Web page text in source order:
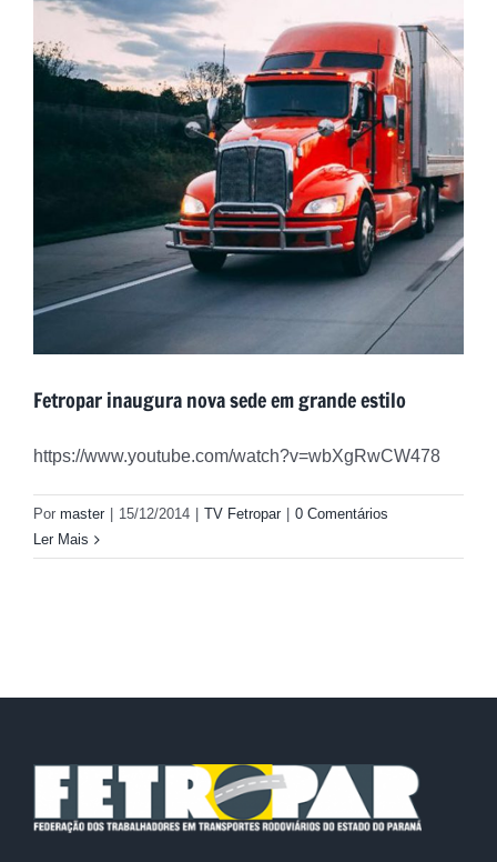
Fetropar inaugura nova sede em grande estilo
https://www.youtube.com/watch?v=wbXgRwCW478
Por master 15/12/2014 TV Fetropar
0 Comentários
Ler Mais